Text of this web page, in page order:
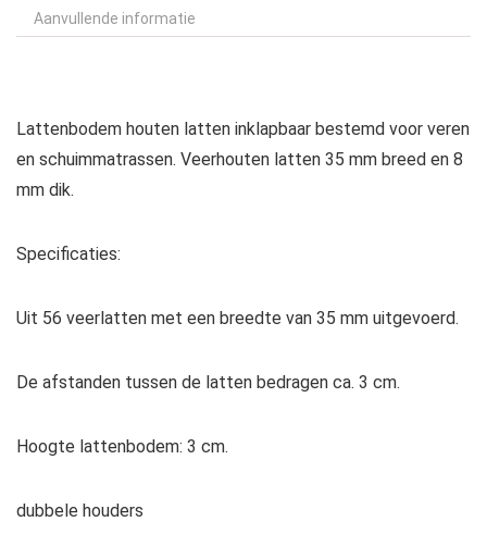
Aanvullende informatie
Lattenbodem houten latten inklapbaar bestemd voor veren
en schuimmatrassen. Veerhouten latten 35 mm breed en 8
mm dik.
Specificaties:
Uit 56 veerlatten met een breedte van 35 mm uitgevoerd.
De afstanden tussen de latten bedragen ca. 3 cm.
Hoogte lattenbodem: 3 cm.
dubbele houders